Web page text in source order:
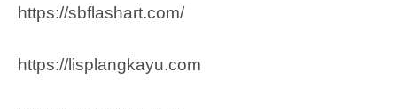
https://sbflashart.com/
https://lisplangkayu.com